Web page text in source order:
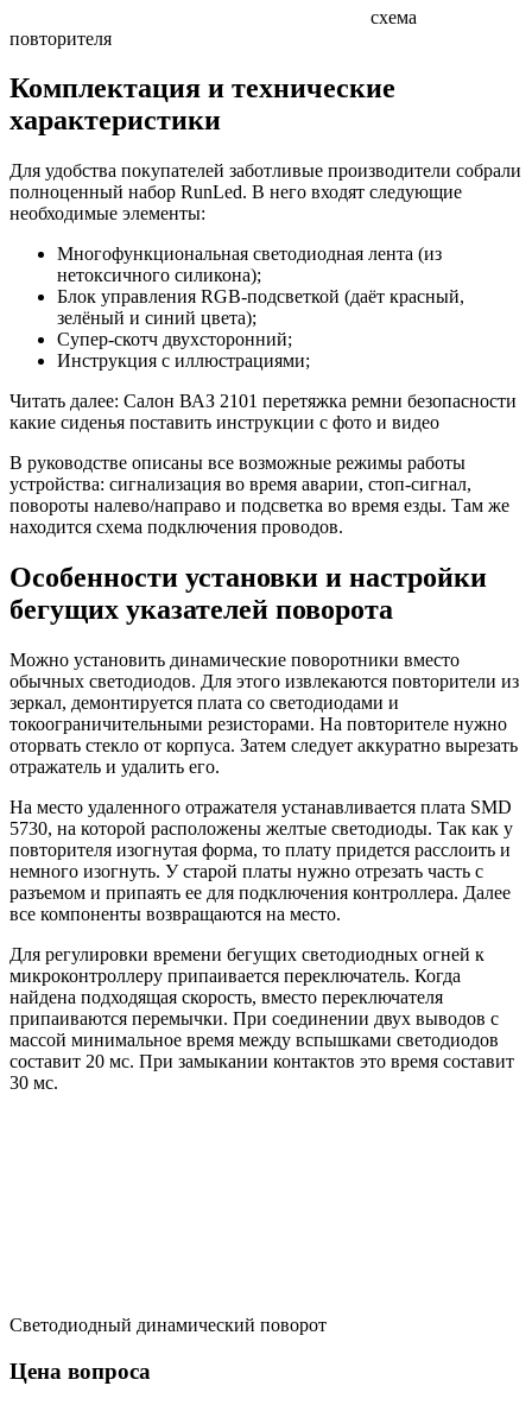
схема
повторителя
Комплектация и технические
характеристики
Для удобства покупателей заботливые производители собрали
полноценный набор RunLed. В него входят следующие
необходимые элементы:
Многофункциональная светодиодная лента (из
нетоксичного силикона);
Блок управления RGB-подсветкой (даёт красный,
зелёный и синий цвета);
Супер-скотч двухсторонний;
Инструкция с иллюстрациями;
Читать далее: Салон ВАЗ 2101 перетяжка ремни безопасности
какие сиденья поставить инструкции с фото и видео
В руководстве описаны все возможные режимы работы
устройства: сигнализация во время аварии, стоп-сигнал,
повороты налево/направо и подсветка во время езды. Там же
находится схема подключения проводов.
Особенности установки и настройки
бегущих указателей поворота
Можно установить динамические поворотники вместо
обычных светодиодов. Для этого извлекаются повторители из
зеркал, демонтируется плата со светодиодами и
токоограничительными резисторами. На повторителе нужно
оторвать стекло от корпуса. Затем следует аккуратно вырезать
отражатель и удалить его.
На место удаленного отражателя устанавливается плата SMD
5730, на которой расположены желтые светодиоды. Так как у
повторителя изогнутая форма, то плату придется расслоить и
немного изогнуть. У старой платы нужно отрезать часть с
разъемом и припаять ее для подключения контроллера. Далее
все компоненты возвращаются на место.
Для регулировки времени бегущих светодиодных огней к
микроконтроллеру припаивается переключатель. Когда
найдена подходящая скорость, вместо переключателя
припаиваются перемычки. При соединении двух выводов с
массой минимальное время между вспышками светодиодов
составит 20 мс. При замыкании контактов это время составит
30 мс.
Светодиодный динамический поворот
Цена вопроса